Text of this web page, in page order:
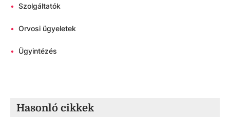
• Szolgáltatók
• Orvosi ügyeletek
• Ügyintézés
Hasonló cikkek